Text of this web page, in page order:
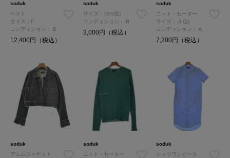
soduk
ベスト
サイズ：F
コンディション： B
12,400円（税込）
soduk
サイズ：-(XS位)
コンディション：
B
3,000円（税込）
soduk
ニット・セーター
サイズ：-(L位)
コンディション： A
7,200円（税込）
soduk
デニムジャケット
soduk
ニット・セーター
soduk
シャツワンピース